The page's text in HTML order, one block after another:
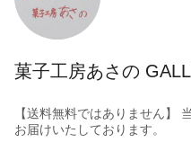
菓子工房あさの
【送料無料ではありません】
お届けいたしております。